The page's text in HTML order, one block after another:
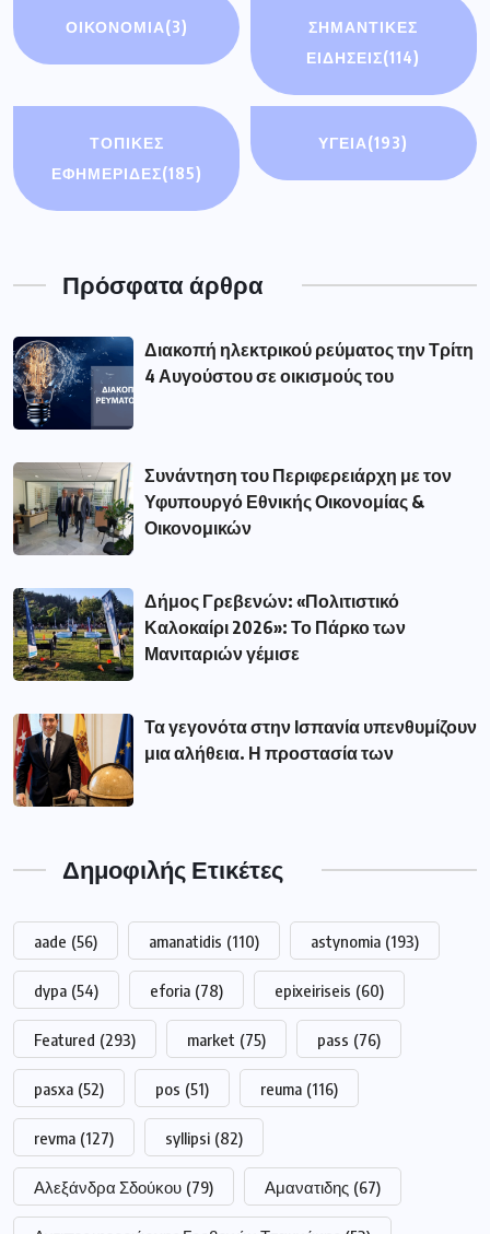
ΟΙΚΟΝΟΜΊΑ(3)
ΣΗΜΑΝΤΙΚΈΣ
ΕΙΔΉΣΕΙΣ(114)
ΤΟΠΙΚΕΣ
ΕΦΗΜΕΡΙΔΕΣ(185)
ΥΓΕΙΑ(193)
Πρόσφατα άρθρα
Διακοπή ηλεκτρικού ρεύματος την Τρίτη
4 Αυγούστου σε οικισμούς του
Συνάντηση του Περιφερειάρχη με τον
Υφυπουργό Εθνικής Οικονομίας &
Οικονομικών
Δήμος Γρεβενών: «Πολιτιστικό
Καλοκαίρι 2026»: Το Πάρκο των
Μανιταριών γέμισε
Τα γεγονότα στην Ισπανία υπενθυμίζουν
μια αλήθεια. Η προστασία των
Δημοφιλής Ετικέτες
aade (56) amanatidis (110) astynomia (193)
dypa (54) eforia (78) epixeiriseis (60)
Featured (293) market (75) pass (76)
pasxa (52) pos (51) reuma (116)
revma (127) syllipsi (82)
Αλεξάνδρα Σδούκου (79) Αμανατιδης (67)